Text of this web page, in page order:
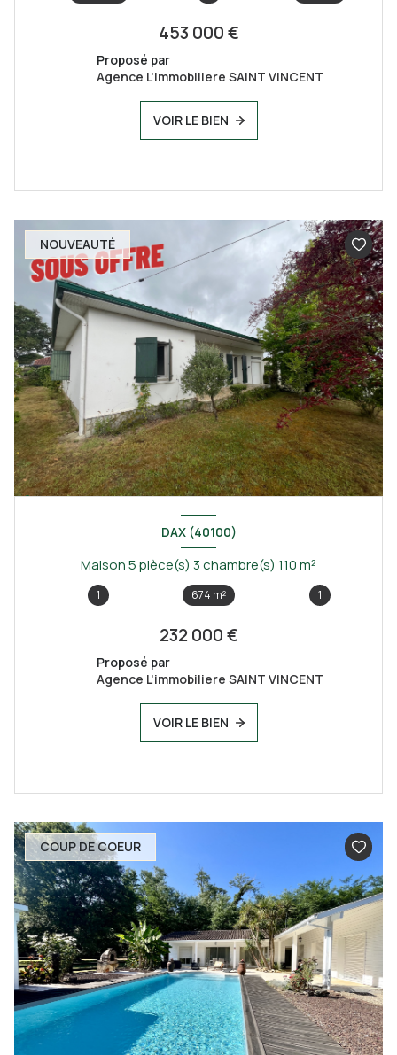
453 000 €
Proposé par
Agence L'immobiliere SAINT VINCENT
VOIR LE BIEN
NOUVEAUTÉ
DAX (40100)
Maison 5 pièce(s) 3 chambre(s) 110 m²
1 674 m² 1
232 000 €
Proposé par
Agence L'immobiliere SAINT VINCENT
VOIR LE BIEN
COUP DE COEUR